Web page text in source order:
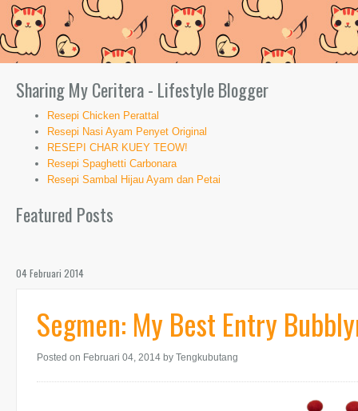
Sharing My Ceritera - Lifestyle Blogger
Resepi Chicken Perattal
Resepi Nasi Ayam Penyet Original
RESEPI CHAR KUEY TEOW!
Resepi Spaghetti Carbonara
Resepi Sambal Hijau Ayam dan Petai
Featured Posts
04 Februari 2014
Segmen: My Best Entry
Posted on Februari 04, 2014 by Tengkubutang